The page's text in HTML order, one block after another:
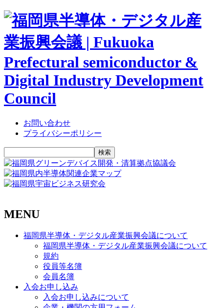
お問い合わせ
プライバシーポリシー
MENU
福岡県半導体・デジタル産業振興会議について
福岡県半導体・デジタル産業振興会議について
規約
役員等名簿
会員名簿
入会お申し込み
入会お申し込みについて